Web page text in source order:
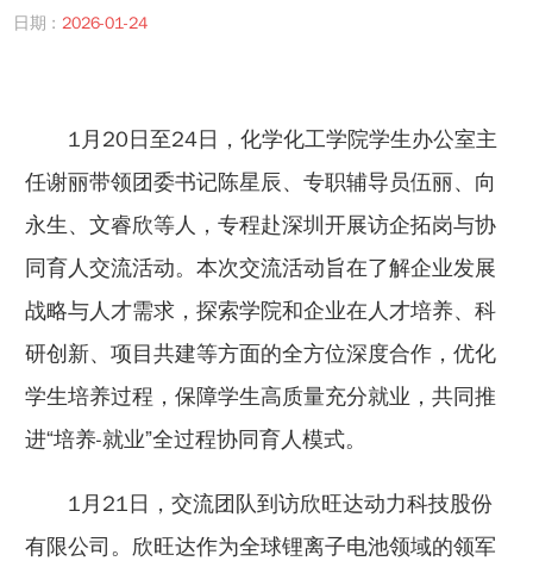
日期 : 2026-01-24
1月20日至24日，化学化工学院学生办公室主
任谢丽带领团委书记陈星辰、专职辅导员伍丽、向
永生、文睿欣等人，专程赴深圳开展访企拓岗与协
同育人交流活动。本次交流活动旨在了解企业发展
战略与人才需求，探索学院和企业在人才培养、科
研创新、项目共建等方面的全方位深度合作，优化
学生培养过程，保障学生高质量充分就业，共同推
进“培养-就业”全过程协同育人模式。
1月21日，交流团队到访欣旺达动力科技股份
有限公司。欣旺达作为全球锂离子电池领域的领军